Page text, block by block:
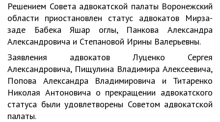
Решением Совета адвокатской палаты Воронежский
области приостановлен статус адвокатов Мирза-
заде Бабека Яшар оглы, Панкова Александра
Александровича и Степановой Ирины Валерьевны.
Заявления адвокатов Луценко Сергея
Александровича, Пищулина Владимира Алексеевича,
Попова Александра Владимировича и Титаренко
Николая Антоновича о прекращении адвокатского
статуса были удовлетворены Советом адвокатской
палаты.